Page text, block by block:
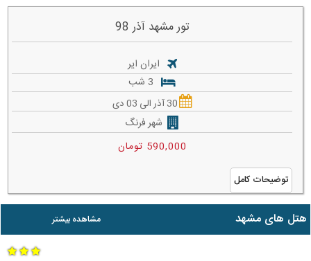
تور مشهد آذر 98
ایران ایر
30 آذر الی 03 دی
شهر فرنگ
590,000 تومان
توضیحات کامل
مشاهده بیشتر هتل های مشهد